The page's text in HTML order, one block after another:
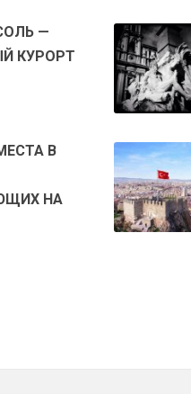
—
КУРОРТ
В
НА